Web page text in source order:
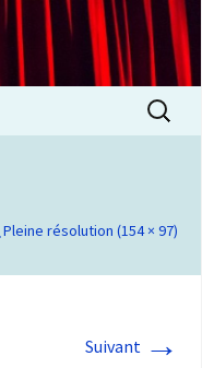
Pleine résolution (154 × 97)
Suivant →